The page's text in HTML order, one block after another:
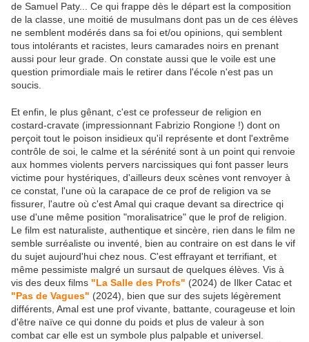
de Samuel Paty... Ce qui frappe dès le départ est la composition
de la classe, une moitié de musulmans dont pas un de ces élèves
ne semblent modérés dans sa foi et/ou opinions, qui semblent
tous intolérants et racistes, leurs camarades noirs en prenant
aussi pour leur grade. On constate aussi que le voile est une
question primordiale mais le retirer dans l'école n'est pas un
soucis.
Et enfin, le plus gênant, c'est ce professeur de religion en
costard-cravate (impressionnant Fabrizio Rongione !) dont on
perçoit tout le poison insidieux qu'il représente et dont l'extrême
contrôle de soi, le calme et la sérénité sont à un point qui renvoie
aux hommes violents pervers narcissiques qui font passer leurs
victime pour hystériques, d'ailleurs deux scènes vont renvoyer à
ce constat, l'une où la carapace de ce prof de religion va se
fissurer, l'autre où c'est Amal qui craque devant sa directrice qi
use d'une même position "moralisatrice" que le prof de religion.
Le film est naturaliste, authentique et sincère, rien dans le film ne
semble surréaliste ou inventé, bien au contraire on est dans le vif
du sujet aujourd'hui chez nous. C'est effrayant et terrifiant, et
même pessimiste malgré un sursaut de quelques élèves. Vis à
vis des deux films "La Salle des Profs" (2024) de Ilker Catac et
"Pas de Vagues" (2024), bien que sur des sujets légèrement
différents, Amal est une prof vivante, battante, courageuse et loin
d'être naïve ce qui donne du poids et plus de valeur à son
combat car elle est un symbole plus palpable et universel.